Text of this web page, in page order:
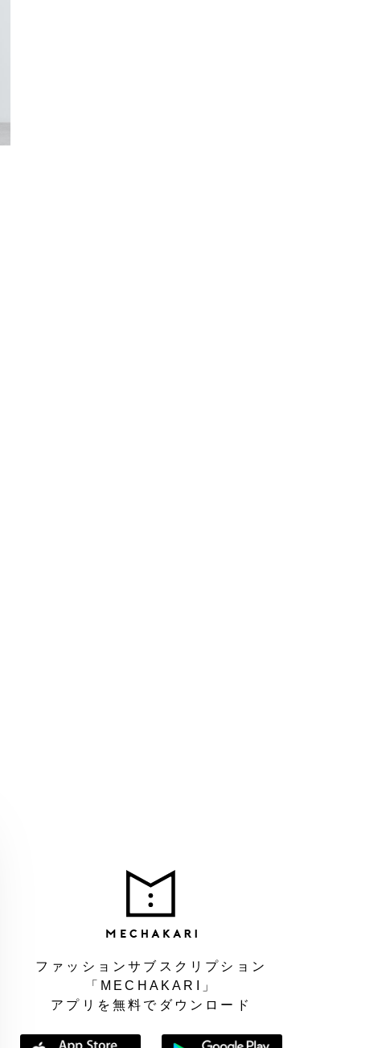
ファッションサブスクリプション
「MECHAKARI」
アプリを無料でダウンロード
App Storeからダウンロード